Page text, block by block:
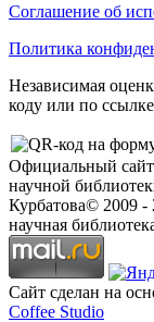
Соглашение об
Политика
Независимая
коду или по
Официальный сайт
научной
Курбатова© 2009 -
научная
Сайт сделан на
Coffee Studio